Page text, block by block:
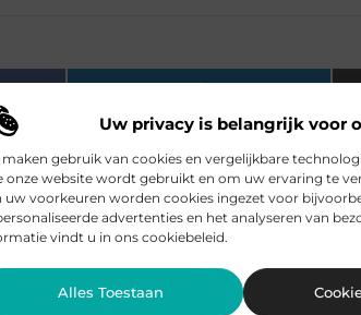
Uw privacy is belangrijk voor
maken gebruik van cookies en vergelijkbare
onze website wordt gebruikt en om uw ervaring te
uw voorkeuren worden cookies ingezet voor
advertenties en het analyseren van
vindt u in ons cookiebeleid.
Alles Toestaan
dat zich richt op het zorgvuldig